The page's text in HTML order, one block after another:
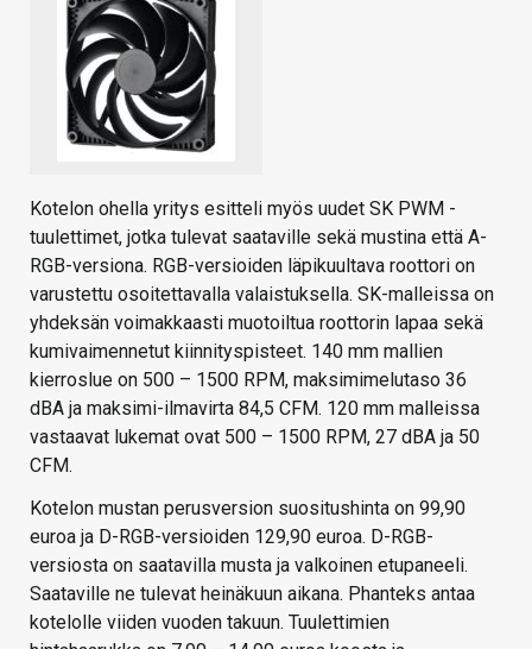
Kotelon ohella yritys esitteli myös uudet SK PWM -
tuulettimet, jotka tulevat saataville sekä mustina että A-
RGB-versiona. RGB-versioiden läpikuultava roottori on
varustettu osoitettavalla valaistuksella. SK-malleissa on
yhdeksän voimakkaasti muotoiltua roottorin lapaa sekä
kumivaimennetut kiinnityspisteet. 140 mm mallien
kierroslue on 500 – 1500 RPM, maksimimelutaso 36
dBA ja maksimi-ilmavirta 84,5 CFM. 120 mm malleissa
vastaavat lukemat ovat 500 – 1500 RPM, 27 dBA ja 50
CFM.
Kotelon mustan perusversion suositushinta on 99,90
euroa ja D-RGB-versioiden 129,90 euroa. D-RGB-
versiosta on saatavilla musta ja valkoinen etupaneeli.
Saataville ne tulevat heinäkuun aikana. Phanteks antaa
kotelolle viiden vuoden takuun. Tuulettimien